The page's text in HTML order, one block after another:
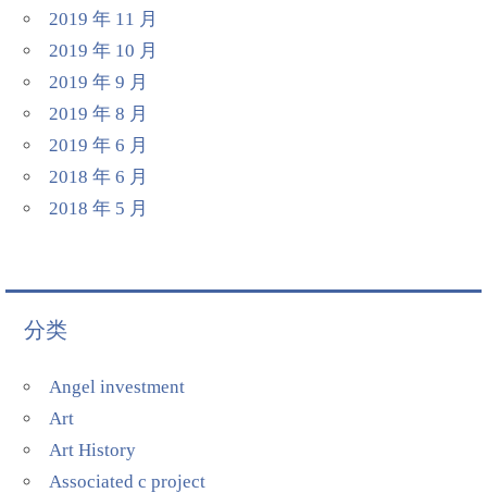
2019 年 11 月
2019 年 10 月
2019 年 9 月
2019 年 8 月
2019 年 6 月
2018 年 6 月
2018 年 5 月
分类
Angel investment
Art
Art History
Associated c project